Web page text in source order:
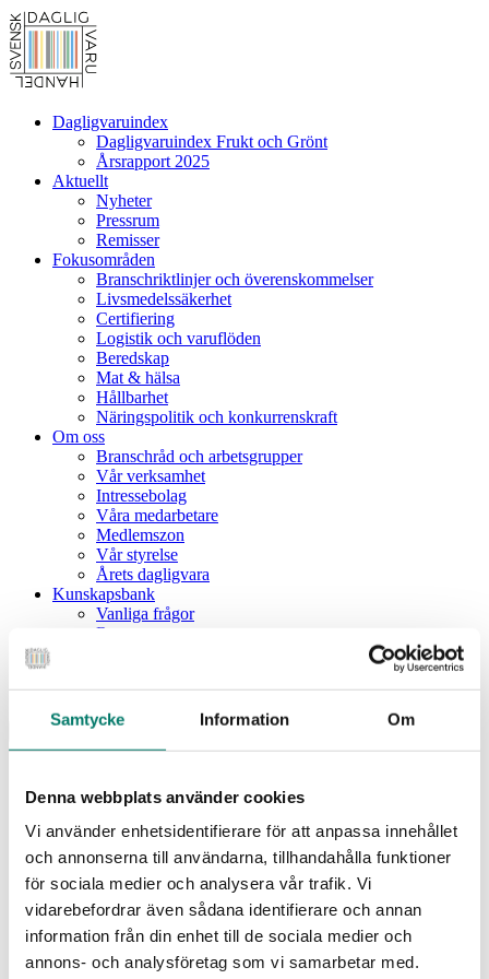
Samtycke Information Om
Denna webbplats använder cookies
Vi använder enhetsidentifierare för att anpassa innehållet
och annonserna till användarna, tillhandahålla funktioner
för sociala medier och analysera vår trafik. Vi
vidarebefordrar även sådana identifierare och annan
information från din enhet till de sociala medier och
annons- och analysföretag som vi samarbetar med.
Dagligvaruindex
Dagligvaruindex Frukt och Grönt
Årsrapport 2025
Aktuellt
Nyheter
Pressrum
Remisser
Fokusområden
Branschriktlinjer och överenskommelser
Livsmedelssäkerhet
Certifiering
Logistik och varuflöden
Beredskap
Mat & hälsa
Hållbarhet
Näringspolitik och konkurrenskraft
Om oss
Branschråd och arbetsgrupper
Vår verksamhet
Intressebolag
Våra medarbetare
Medlemszon
Vår styrelse
Årets dagligvara
Kunskapsbank
Vanliga frågor
Rapporter
Moms på livsmedel
Dagligvaruindex Frukt och Grönt
Årsrapport 2025
Aktuellt
Nyheter
Pressrum
Remisser
Fokusområden
Branschriktlinjer och överenskommelser
Livsmedelssäkerhet